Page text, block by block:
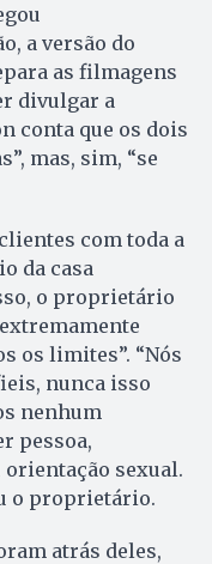
a versão do
as filmagens
divulgar a
conta que os dois
mas, sim, “se
com toda a
da casa
o proprietário
os limites”. “Nós
nunca isso
nenhum
pessoa,
orientação sexual.
o proprietário.
atrás deles,